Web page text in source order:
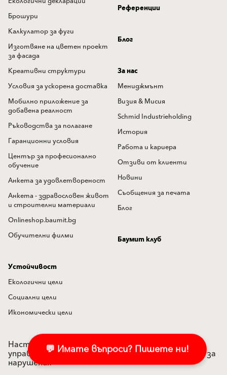
💬 Имате въпроси? Пишете ни!
Брошури
Калкулатор за фуги
Изготвяне на цветен проект
за фасада
Креативни структури
Условия за ускорена доставка
Мобилно приложение за
добавена реалност
Ръководства за полагане
Гаранционни условия
Център за професионално
обучение
Анкета за удовлетвореност
Анкета - здравословен живот
и строителни материали
Onlineshop.baumit.bg
Обучителни филми
Референции
Блог
За нас
Мениджмънт
Визия & Мисия
Schmid Industrieholding
История
Работа и кариера
Отзиви от клиенти
Новини
Съобщения за печата
Блог
Баумит клуб
Устойчивост
Екологични цели
Социални цели
Икономически цели
Настройки на "бисквитките" Политика по
управление на лични данни Подаване на сигнал за
нарушения